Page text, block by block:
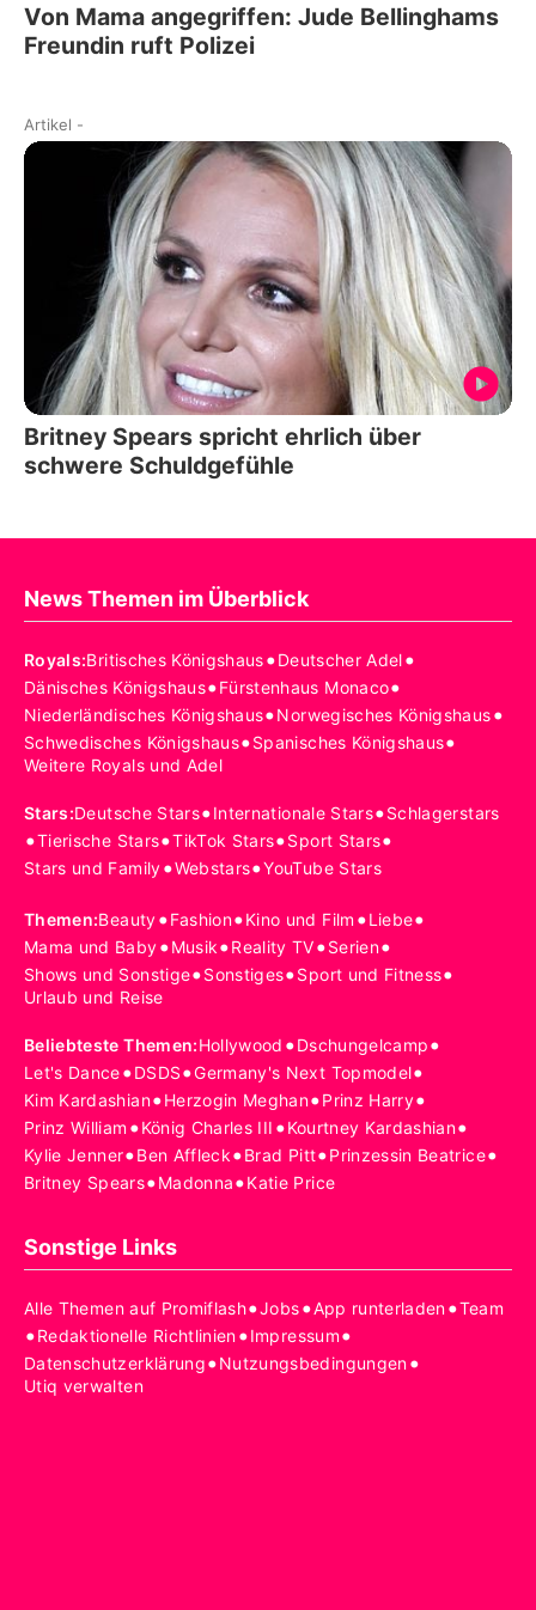
Von Mama angegriffen: Jude Bellinghams
Freundin ruft Polizei
Artikel -
Britney Spears spricht ehrlich über
schwere Schuldgefühle
News Themen im Überblick
Royals:Britisches Königshaus•Deutscher Adel•
Dänisches Königshaus•Fürstenhaus Monaco•
Niederländisches Königshaus•Norwegisches Königshaus•
Schwedisches Königshaus•Spanisches Königshaus•
Weitere Royals und Adel
Stars:Deutsche Stars•Internationale Stars•Schlagerstars
•Tierische Stars•TikTok Stars•Sport Stars•
Stars und Family•Webstars•YouTube Stars
Themen:Beauty•Fashion•Kino und Film •Liebe•
Mama und Baby•Musik•Reality TV•Serien•
Shows und Sonstige•Sonstiges•Sport und Fitness•
Urlaub und Reise
Beliebteste Themen:Hollywood •Dschungelcamp•
Let's Dance•DSDS•Germany's Next Topmodel•
Kim Kardashian•Herzogin Meghan•Prinz Harry•
Prinz William •König Charles III •Kourtney Kardashian•
Kylie Jenner•Ben Affleck•Brad Pitt•Prinzessin Beatrice•
Britney Spears•Madonna•Katie Price
Sonstige Links
Alle Themen auf Promiflash•Jobs•App runterladen•Team
•Redaktionelle Richtlinien•Impressum•
Datenschutzerklärung•Nutzungsbedingungen•
Utiq verwalten